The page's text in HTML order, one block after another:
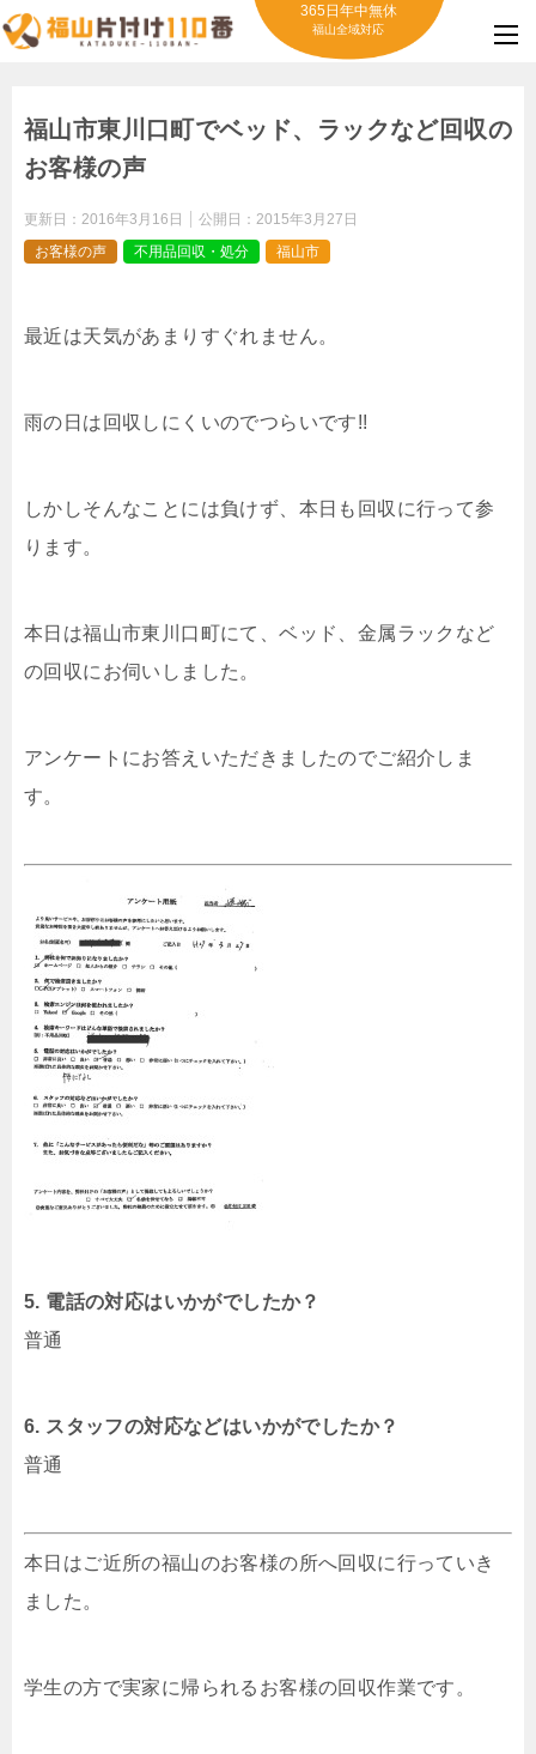
365日年中無休
福山全域対応
福山市東川口町でベッド、ラックなど回収の
お客様の声
更新日： 2016年3月16日 公開日： 2015年3月27日
お客様の声
不用品回収・処分 福山市
最近は天気があまりすぐれません。
雨の日は回収しにくいのでつらいです!!
しかしそんなことには負けず、本日も回収に行って参
ります。
本日は福山市東川口町にて、ベッド、金属ラックなど
の回収にお伺いしました。
アンケートにお答えいただきましたのでご紹介しま
す。
5. 電話の対応はいかがでしたか？
普通
6. スタッフの対応などはいかがでしたか？
普通
本日はご近所の福山のお客様の所へ回収に行っていき
ました。
学生の方で実家に帰られるお客様の回収作業です。